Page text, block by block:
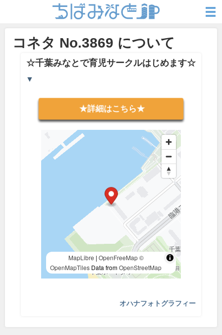
コネタ No.3869 について
☆千葉みなとで育児サークルはじめます☆
▼
★詳細はこちら★
MapLibre | OpenFreeMap©
OpenMapTiles Data fromOpenStreetMap
オハナフォトグラフィー